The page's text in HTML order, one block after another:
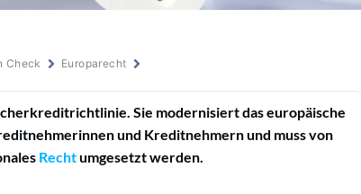
Check
Europarecht
Sie modernisiert das europäische
und Kreditnehmern und muss von
Rechtumgesetzt werden.